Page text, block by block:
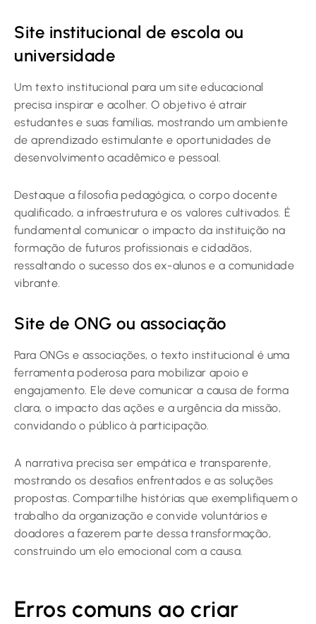
Site institucional de escola ou
universidade
Um texto institucional para um site educacional
precisa inspirar e acolher. O objetivo é atrair
estudantes e suas famílias, mostrando um ambiente
de aprendizado estimulante e oportunidades de
desenvolvimento acadêmico e pessoal.
Destaque a filosofia pedagógica, o corpo docente
qualificado, a infraestrutura e os valores cultivados. É
fundamental comunicar o impacto da instituição na
formação de futuros profissionais e cidadãos,
ressaltando o sucesso dos ex-alunos e a comunidade
vibrante.
Site de ONG ou associação
Para ONGs e associações, o texto institucional é uma
ferramenta poderosa para mobilizar apoio e
engajamento. Ele deve comunicar a causa de forma
clara, o impacto das ações e a urgência da missão,
convidando o público à participação.
A narrativa precisa ser empática e transparente,
mostrando os desafios enfrentados e as soluções
propostas. Compartilhe histórias que exemplifiquem o
trabalho da organização e convide voluntários e
doadores a fazerem parte dessa transformação,
construindo um elo emocional com a causa.
Erros comuns ao criar